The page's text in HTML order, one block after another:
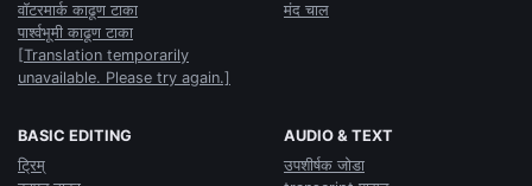
वॉटरमार्क काढूण टाका
पार्श्वभूमी काढूण टाका
[Translation temporarily
unavailable. Please try again.]
मंद चाल
BASIC EDITING
ट्रिम्
AUDIO & TEXT
उपशीर्षक जोडा